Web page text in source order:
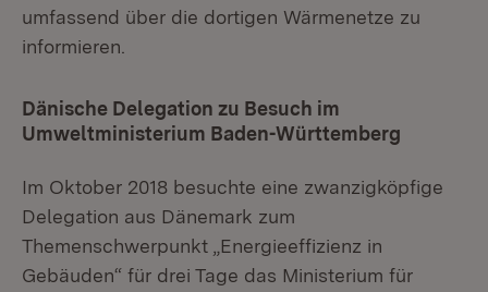
umfassend über die dortigen Wärmenetze zu
informieren.
Dänische Delegation zu Besuch im
Umweltministerium Baden-Württemberg
Im Oktober 2018 besuchte eine zwanzigköpfige
Delegation aus Dänemark zum
Themenschwerpunkt „Energieeffizienz in
Gebäuden“ für drei Tage das Ministerium für